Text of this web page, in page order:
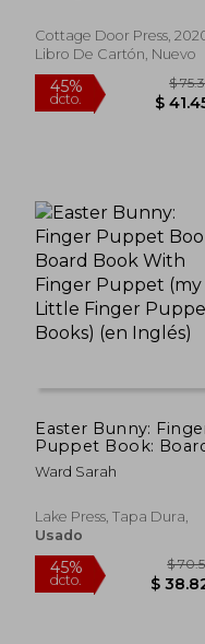
Cottage Door Press,
Libro De Cartón, Nuevo
45%
dcto.
$
$
Easter Bunny:
Puppet Book:
Book With Finger
Puppet (my Little
Books) (en Inglés)
Ward Sarah
Lake Press, Tapa Dura,
Usado